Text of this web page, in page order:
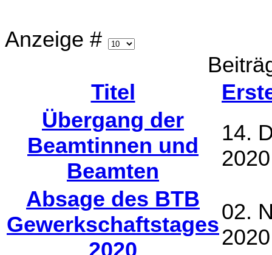
Anzeige #
Titel
Übergang der
Beamtinnen und
Beamten
14.
2020
Absage des BTB
Gewerkschaftstages
2020
02.
2020